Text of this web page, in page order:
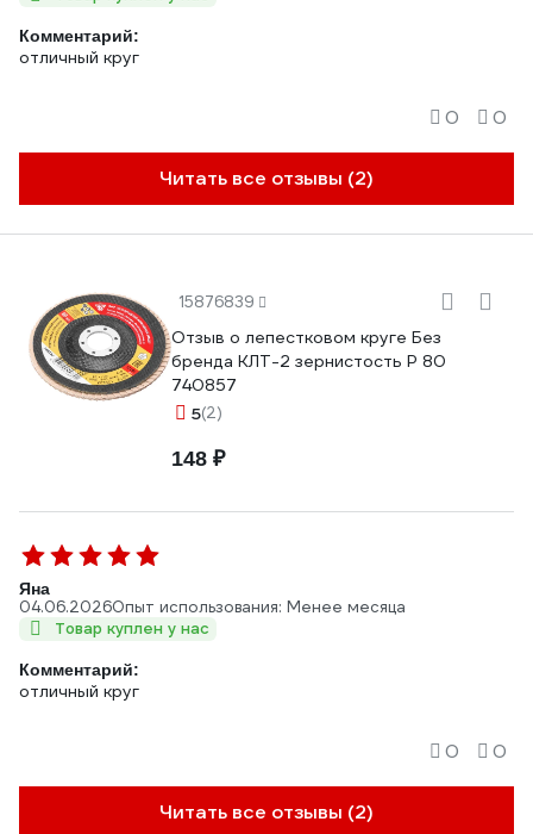
Комментарий:
отличный круг
Читать все отзывы (2)
0 0
15876839
Отзыв о лепестковом круге Без
бренда КЛТ-2 зернистость Р 80
740857
5(2)
148 ₽
Яна
04.06.2026Опыт использования: Менее месяца
Товар куплен у нас
Комментарий:
отличный круг
Читать все отзывы (2)
0 0